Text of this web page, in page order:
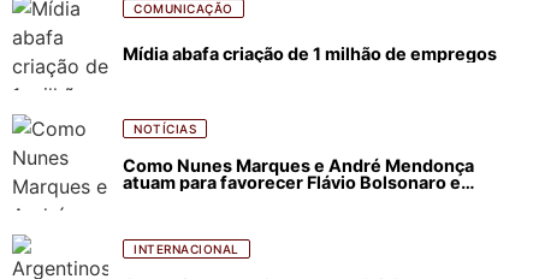
COMUNICAÇÃO
Mídia abafa criação de 1 milhão de empregos
NOTÍCIAS
Como Nunes Marques e André Mendonça
atuam para favorecer Flávio Bolsonaro e
INTERNACIONAL